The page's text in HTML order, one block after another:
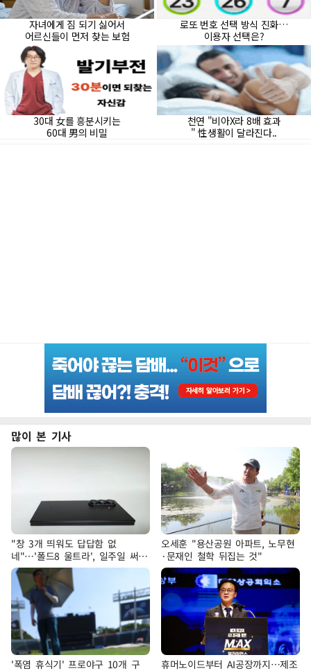
많이 본 기사
"창 3개 띄워도 답답함 없
네"…'폴드8 울트라', 일주일 써보
니
오세훈 "용산공원 아파트, 노무현
·문재인 철학 뒤집는 것"
'폭염 휴식기' 프로야구 10개 구
휴머노이드부터 AI공장까지…제조